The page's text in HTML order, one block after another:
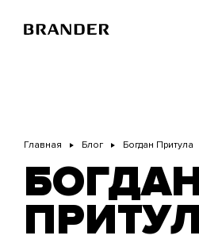
основному
Главная Блог Богдан Притула